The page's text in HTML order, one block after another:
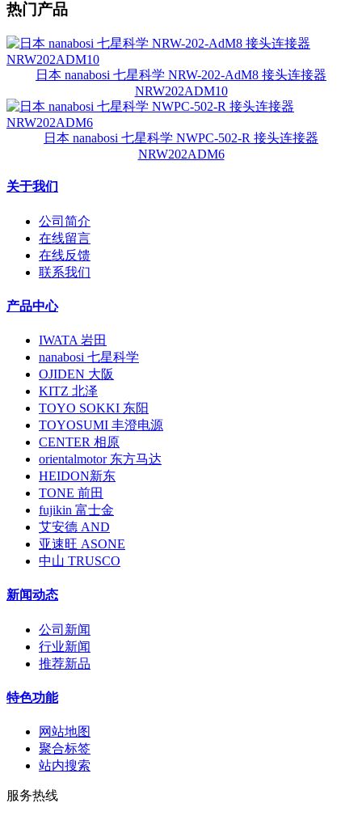
热门产品
日本 nanabosi 七星科学 NRW-202-AdM8 接头连接器
NRW202ADM10
日本 nanabosi 七星科学 NWPC-502-R 接头连接器
NRW202ADM6
关于我们
公司简介
在线留言
在线反馈
联系我们
产品中心
IWATA 岩田
nanabosi 七星科学
OJIDEN 大阪
KITZ 北泽
TOYO SOKKI 东阳
TOYOSUMI 丰澄电源
CENTER 相原
orientalmotor 东方马达
HEIDON新东
TONE 前田
fujikin 富士金
艾安德 AND
亚速旺 ASONE
中山 TRUSCO
新闻动态
公司新闻
行业新闻
推荐新品
特色功能
网站地图
聚合标签
站内搜索
服务热线